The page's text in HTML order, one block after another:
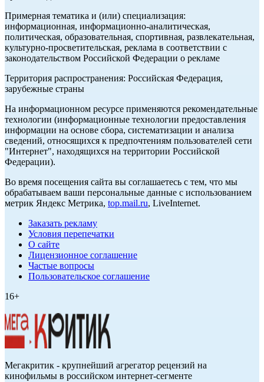
Примерная тематика и (или) специализация:
информационная, информационно-аналитическая,
политическая, образовательная, спортивная, развлекательная,
культурно-просветительская, реклама в соответствии с
законодательством Российской Федерации о рекламе
Территория распространения: Российская Федерация,
зарубежные страны
На информационном ресурсе применяются рекомендательные
технологии (информационные технологии предоставления
информации на основе сбора, систематизации и анализа
сведений, относящихся к предпочтениям пользователей сети
"Интернет", находящихся на территории Российской
Федерации).
Во время посещения сайта вы соглашаетесь с тем, что мы
обрабатываем ваши персональные данные с использованием
метрик Яндекс Метрика, top.mail.ru, LiveInternet.
Заказать рекламу
Условия перепечатки
О сайте
Лицензионное соглашение
Частые вопросы
Пользовательское соглашение
16+
Мегакритик - крупнейший агрегатор рецензий на
кинофильмы в российском интернет-сегменте